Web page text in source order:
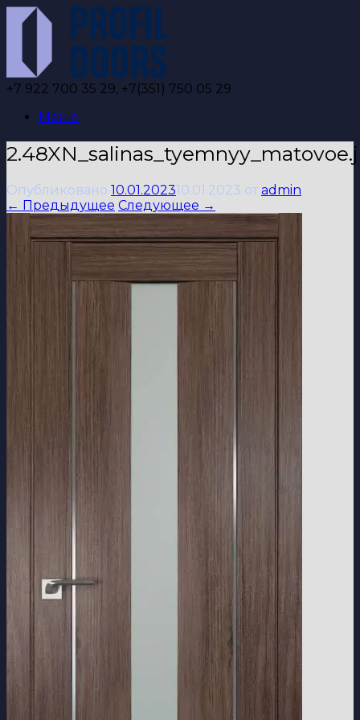
Перейти
содержанию
+7 922 700 35 29, +7(351) 750 05 29
Меню
Опубликовано 10.01.202310.01.2023 от admin
← Предыдущее Следующее →